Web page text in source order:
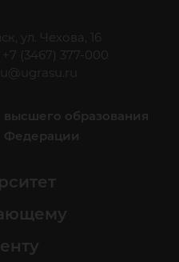
ул. Чехова, 16
(3467) 377-000
образования
Федерации